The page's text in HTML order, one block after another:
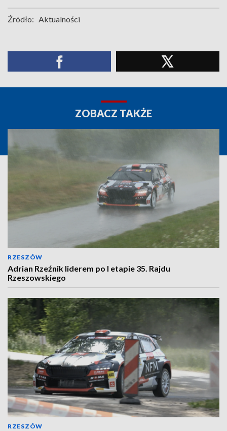
Źródło: Aktualności
ZOBACZ TAKŻE
RZESZÓW
Adrian Rzeźnik liderem po I etapie 35. Rajdu
Rzeszowskiego
RZESZÓW